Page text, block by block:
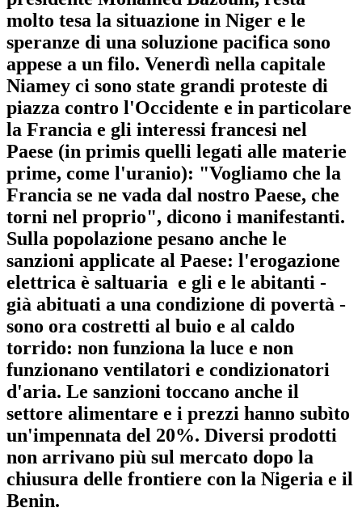
molto tesa la situazione in Niger e le
speranze di una soluzione pacifica sono
appese a un filo. Venerdì nella capitale
Niamey ci sono state grandi proteste di
piazza contro l'Occidente e in particolare
la Francia e gli interessi francesi nel
Paese (in primis quelli legati alle materie
prime, come l'uranio): "Vogliamo che la
Francia se ne vada dal nostro Paese, che
torni nel proprio", dicono i manifestanti.
Sulla popolazione pesano anche le
sanzioni applicate al Paese: l'erogazione
elettrica è saltuaria e gli e le abitanti -
già abituati a una condizione di povertà -
sono ora costretti al buio e al caldo
torrido: non funziona la luce e non
funzionano ventilatori e condizionatori
d'aria. Le sanzioni toccano anche il
settore alimentare e i prezzi hanno subìto
un'impennata del 20%. Diversi prodotti
non arrivano più sul mercato dopo la
chiusura delle frontiere con la Nigeria e il
Benin.